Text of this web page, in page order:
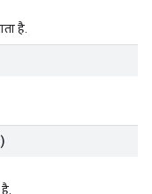
है.